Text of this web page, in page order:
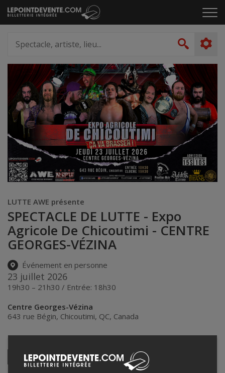
Passer
au
le
artiste,
lieu...
LUTTE AWE présente
SPECTACLE DE LUTTE - Expo
Agricole De Chicoutimi - CENTRE
GEORGES-VÉZINA
Événement en personne
23 juillet 2026
19h30 – 21h30 / Entrée: 18h30
Centre Georges-Vézina
643 rue Bégin, Chicoutimi, QC, Canada
Facebook LinkedinPinterestEnvoyer